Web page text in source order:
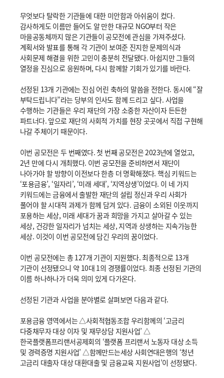
무엇보다 탈락한 기관들에 대한 미안함과 아쉬움이 컸다.
감사하게도 이름만 들어도 알 만한 대규모 NGO부터 작은
마을공동체까지 많은 기관들이 공모전에 관심을 가져주셨다.
계획서와 발표를 통해 각 기관이 보여준 진지한 문제의식과
사회문제 해결을 위한 고민이 충분히 전달됐다. 아쉽지만 그들의
열정을 진심으로 응원하며, 다시 함께할 기회가 있기를 바란다.
선정된 13개 기관에는 진심 어린 축하의 말씀을 전한다. 동시에 “잘
부탁드립니다”라는 당부의 인사도 함께 드리고 싶다. 사업을
수행하는 기관들은 우리 재단의 가장 소중한 자산이자 든든한
파트너다. 앞으로 재단의 사회적 가치를 현장 곳곳에서 직접 구현해
나갈 주체이기 때문이다.
이번 공모전은 두 번째였다. 첫 번째 공모전은 2023년에 열었고,
2년 만에 다시 개최했다. 이번 공모전을 준비하면서 재단이
나아가야 할 방향이 이전보다 한층 더 명확해졌다. 핵심 키워드는
‘포용금융’, ‘일자리’, ‘미래 세대’, ‘지역상생’이었다. 이 네 가지
키워드에는 금융에서 출발한 재단의 설립 정신과 우리 사회가
풀어야 할 시대적 과제가 함께 담겨 있다. 금융이 소외된 이웃까지
포용하는 세상, 미래 세대가 꿈과 희망을 가지고 살아갈 수 있는
세상, 건강한 일자리가 넘치는 세상, 지역과 상생하는 지속가능한
세상. 이것이 이번 공모전에 담긴 우리의 꿈이었다.
이번 공모전에는 총 127개 기관이 지원했다. 최종적으로 13개
기관이 선정됐으니 약 10대 1의 경쟁률이었다. 최종 선정된 기관의
이름 하나하나가 더욱 의미 있게 다가온다.
선정된 기관과 사업을 분야별로 살펴보면 다음과 같다.
포용금융 영역에서는 △사회적협동조합 우리함께의 ‘고금리
다중채무자 대상 이자 및 재무상담 지원사업’ △
한국플랫폼프리랜서공제회의 ‘플랫폼 프리랜서 노동자 대상 소득
및 경력증명 지원사업’ △함께만드는세상 사회연대은행의 ‘청년
고금리 대출자 대상 대환대출 및 금융교육 지원사업’이 선정됐다.